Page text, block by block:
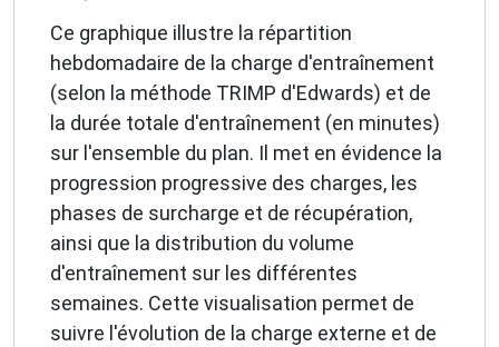
Ce graphique illustre la répartition
hebdomadaire de la charge d'entraînement
(selon la méthode TRIMP d'Edwards) et de
la durée totale d'entraînement (en minutes)
sur l'ensemble du plan. Il met en évidence la
progression progressive des charges, les
phases de surcharge et de récupération,
ainsi que la distribution du volume
d'entraînement sur les différentes
semaines. Cette visualisation permet de
suivre l'évolution de la charge externe et de